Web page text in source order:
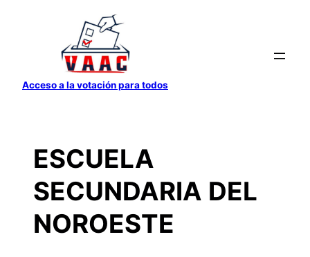
contenido
Acceso a la votación para todos
ESCUELA
SECUNDARIA DEL
NOROESTE